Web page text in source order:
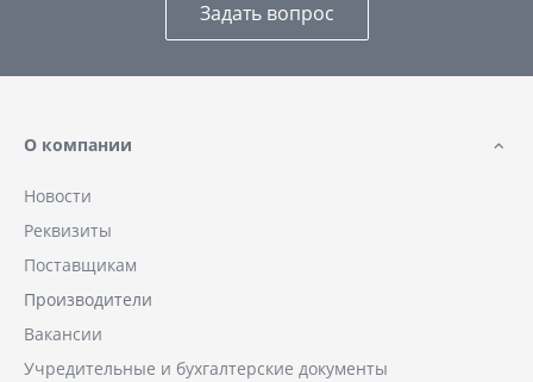
Задать вопрос
О компании
Новости
Реквизиты
Поставщикам
Производители
Вакансии
Учредительные и бухгалтерские документы